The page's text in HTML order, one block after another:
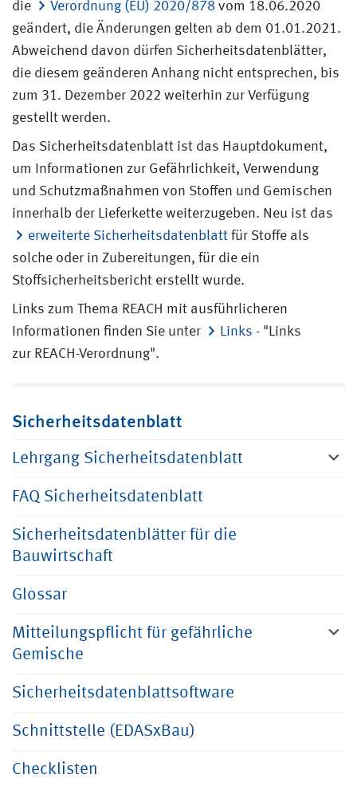
die Verordnung (EU) 2020/878 vom 18.06.2020
geändert, die Änderungen gelten ab dem 01.01.2021.
Abweichend davon dürfen Sicherheitsdatenblätter,
die diesem geänderen Anhang nicht entsprechen, bis
zum 31. Dezember 2022 weiterhin zur Verfügung
gestellt werden.
Das Sicherheitsdatenblatt ist das Hauptdokument,
um Informationen zur Gefährlichkeit, Verwendung
und Schutzmaßnahmen von Stoffen und Gemischen
innerhalb der Lieferkette weiterzugeben. Neu ist das
erweiterte Sicherheitsdatenblatt für Stoffe als
solche oder in Zubereitungen, für die ein
Stoffsicherheitsbericht erstellt wurde.
Links zum Thema REACH mit ausführlicheren
Informationen finden Sie unter
Links - "Links
zur REACH-Verordnung".
Sicherheitsdatenblatt
Lehrgang Sicherheitsdatenblatt
FAQ Sicherheitsdatenblatt
Sicherheitsdatenblätter für die
Bauwirtschaft
Glossar
Mitteilungspflicht für gefährliche
Gemische
Sicherheitsdatenblattsoftware
Schnittstelle (EDASxBau)
Checklisten